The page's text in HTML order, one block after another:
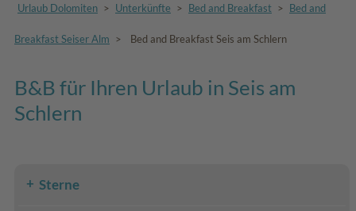
Urlaub Dolomiten > Unterkünfte > Bed and Breakfast > Bed and
Breakfast Seiser Alm > Bed and Breakfast Seis am Schlern
B&B für Ihren Urlaub in Seis am
Schlern
Sterne